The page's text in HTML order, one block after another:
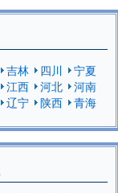
吉林 四川
宁夏
江西 河北
河南
辽宁 陕西
青海